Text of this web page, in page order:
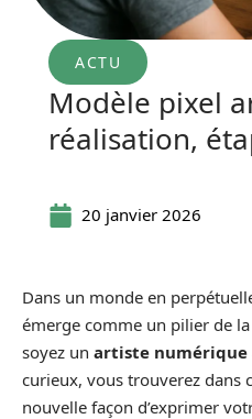
ACTU
Modèle pixel
réalisation,
20 janvier 2026
Dans un monde en
émerge comme un pilier de
soyez un artiste numérique
curieux, vous trouverez dans
nouvelle façon d’exprimer